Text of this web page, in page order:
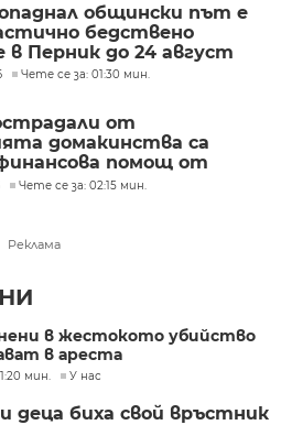
общински път е
бедствено
в Перник до 24 август
Чете се за: 01:30 мин.
от
домакинства са
помощ от
министерство
Чете се за: 02:15 мин.
Реклама
в жестокото убийство
в ареста
мин. У нас
деца биха свой връстник